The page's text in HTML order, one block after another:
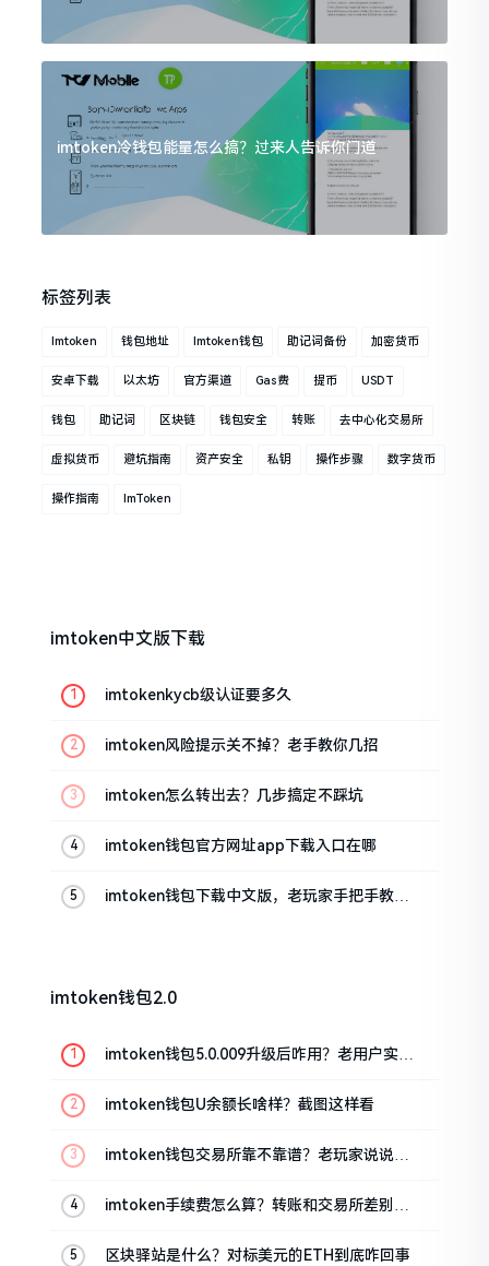
imtoken冷钱包能量怎么搞？过来人告诉你门道
标签列表
Imtoken 钱包地址 Imtoken钱包 助记词备份 加密货币
安卓下载 以太坊 官方渠道 Gas费 提币 USDT
钱包 助记词 区块链 钱包安全 转账 去中心化交易所
虚拟货币 避坑指南 资产安全 私钥 操作步骤 数字货币
操作指南 ImToken
imtoken中文版下载
imtokenkycb级认证要多久
imtoken风险提示关不掉？老手教你几招
imtoken怎么转出去？几步搞定不踩坑
imtoken钱包官方网址app下载入口在哪
imtoken钱包下载中文版，老玩家手把手教你
imtoken钱包2.0
imtoken钱包5.0.009升级后咋用？老用户实测
imtoken钱包U余额长啥样？截图这样看
imtoken钱包交易所靠不靠谱？老玩家说说心
imtoken手续费怎么算？转账和交易所差别大
区块驿站是什么？对标美元的ETH到底咋回事